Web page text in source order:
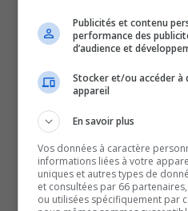
Du lundi au vendredi, nous
de l’Abitibi-Témiscamingue,
chevronnés.
QUESTION DU JOUR
Publicités et contenu
performance des
d’audience et
Stocker et/ou accéder à
appareil
En savoir plus
Vos données à caractère
informations liées à votre
uniques et autres types de
et consultées par 66
ou utilisées spécifiquement par